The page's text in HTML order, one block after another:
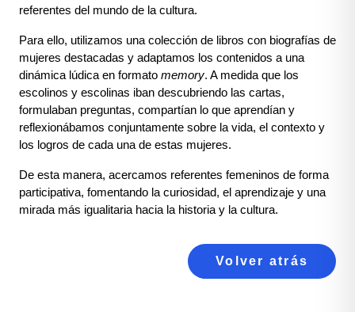
referentes del mundo de la cultura.
Para ello, utilizamos una colección de libros con biografías de
mujeres destacadas y adaptamos los contenidos a una
dinámica lúdica en formato memory. A medida que los
escolinos y escolinas iban descubriendo las cartas,
formulaban preguntas, compartían lo que aprendían y
reflexionábamos conjuntamente sobre la vida, el contexto y
los logros de cada una de estas mujeres.
De esta manera, acercamos referentes femeninos de forma
participativa, fomentando la curiosidad, el aprendizaje y una
mirada más igualitaria hacia la historia y la cultura.
Volver atrás